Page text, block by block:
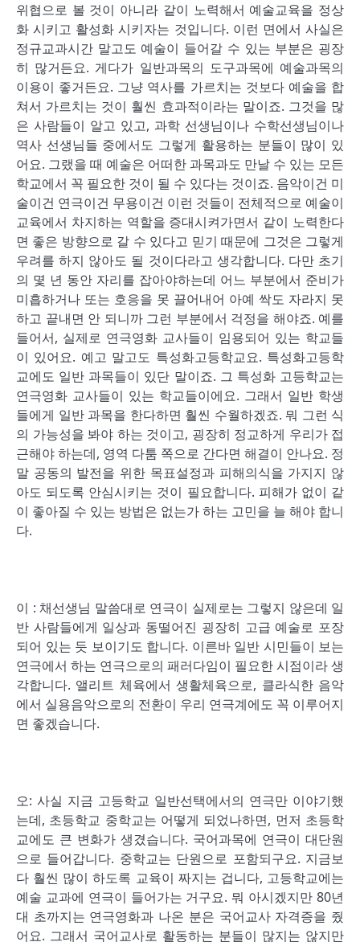
위협으로 볼 것이 아니라 같이 노력해서 예술교육을 정상
화 시키고 활성화 시키자는 것입니다. 이런 면에서 사실은
정규교과시간 말고도 예술이 들어갈 수 있는 부분은 굉장
히 많거든요. 게다가 일반과목의 도구과목에 예술과목의
이용이 좋거든요. 그냥 역사를 가르치는 것보다 예술을 합
쳐서 가르치는 것이 훨씬 효과적이라는 말이죠. 그것을 많
은 사람들이 알고 있고, 과학 선생님이나 수학선생님이나
역사 선생님들 중에서도 그렇게 활용하는 분들이 많이 있
어요. 그랬을 때 예술은 어떠한 과목과도 만날 수 있는 모든
학교에서 꼭 필요한 것이 될 수 있다는 것이죠. 음악이건 미
술이건 연극이건 무용이건 이런 것들이 전체적으로 예술이
교육에서 차지하는 역할을 증대시켜가면서 같이 노력한다
면 좋은 방향으로 갈 수 있다고 믿기 때문에 그것은 그렇게
우려를 하지 않아도 될 것이다라고 생각합니다. 다만 초기
의 몇 년 동안 자리를 잡아야하는데 어느 부분에서 준비가
미흡하거나 또는 호응을 못 끌어내어 아예 싹도 자라지 못
하고 끝내면 안 되니까 그런 부분에서 걱정을 해야죠. 예를
들어서, 실제로 연극영화 교사들이 임용되어 있는 학교들
이 있어요. 예고 말고도 특성화고등학교요. 특성화고등학
교에도 일반 과목들이 있단 말이죠. 그 특성화 고등학교는
연극영화 교사들이 있는 학교들이에요. 그래서 일반 학생
들에게 일반 과목을 한다하면 훨씬 수월하겠죠. 뭐 그런 식
의 가능성을 봐야 하는 것이고, 굉장히 정교하게 우리가 접
근해야 하는데, 영역 다툼 쪽으로 간다면 해결이 안나요. 정
말 공동의 발전을 위한 목표설정과 피해의식을 가지지 않
아도 되도록 안심시키는 것이 필요합니다. 피해가 없이 같
이 좋아질 수 있는 방법은 없는가 하는 고민을 늘 해야 합니
다.
이 : 채선생님 말씀대로 연극이 실제로는 그렇지 않은데 일
반 사람들에게 일상과 동떨어진 굉장히 고급 예술로 포장
되어 있는 듯 보이기도 합니다. 이른바 일반 시민들이 보는
연극에서 하는 연극으로의 패러다임이 필요한 시점이라 생
각합니다. 앨리트 체육에서 생활체육으로, 클라식한 음악
에서 실용음악으로의 전환이 우리 연극계에도 꼭 이루어지
면 좋겠습니다.
오: 사실 지금 고등학교 일반선택에서의 연극만 이야기했
는데, 초등학교 중학교는 어떻게 되었나하면, 먼저 초등학
교에도 큰 변화가 생겼습니다. 국어과목에 연극이 대단원
으로 들어갑니다. 중학교는 단원으로 포함되구요. 지금보
다 훨씬 많이 하도록 교육이 짜지는 겁니다, 고등학교에는
예술 교과에 연극이 들어가는 거구요. 뭐 아시겠지만 80년
대 초까지는 연극영화과 나온 분은 국어교사 자격증을 줬
어요. 그래서 국어교사로 활동하는 분들이 많지는 않지만